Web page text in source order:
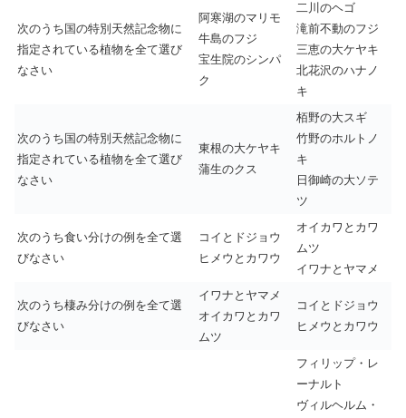
次のうち国の特別天然記念物に
指定されている植物を全て選び
なさい
阿寒湖のマリモ
牛島のフジ
宝生院のシンパ
ク
二川のヘゴ
滝前不動のフジ
三恵の大ケヤキ
北花沢のハナノ
キ
次のうち国の特別天然記念物に
指定されている植物を全て選び
なさい
東根の大ケヤキ
蒲生のクス
栢野の大スギ
竹野のホルトノ
キ
日御崎の大ソテ
ツ
次のうち食い分けの例を全て選
びなさい
コイとドジョウ
ヒメウとカワウ
オイカワとカワ
ムツ
イワナとヤマメ
次のうち棲み分けの例を全て選
びなさい
イワナとヤマメ
オイカワとカワ
ムツ
コイとドジョウ
ヒメウとカワウ
フィリップ・レ
ーナルト
ヴィルヘルム・